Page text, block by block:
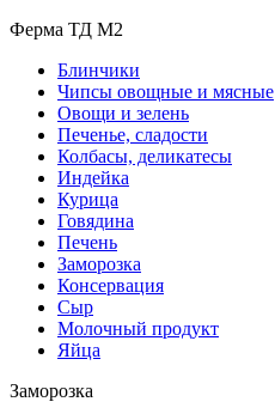
Ферма ТД М2
Блинчики
Чипсы овощные и мясные
Овощи и зелень
Печенье, сладости
Колбасы, деликатесы
Индейка
Курица
Говядина
Печень
Заморозка
Консервация
Сыр
Молочный продукт
Яйца
Заморозка